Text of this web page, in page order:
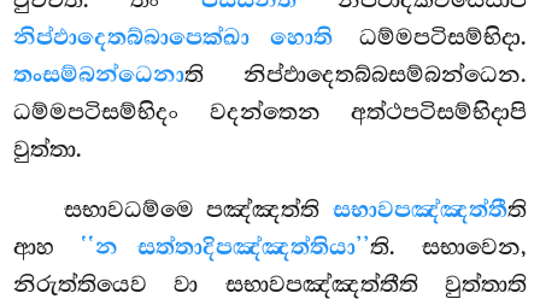
නිප්ඵාදෙතබ්බාපෙක්ඛා හොති ධම්මපටිසම්භිදා.
තංසම්බන්ධෙනාති නිප්ඵාදෙතබ්බසම්බන්ධෙන.
ධම්මපටිසම්භිදං වදන්තෙන අත්ථපටිසම්භිදාපි
වුත්තා.
සභාවධම්මෙ පඤ්ඤත්ති සභාවපඤ්ඤත්තීති
ආහ ‘‘න සත්තාදිපඤ්ඤත්තියා’’ති. සභාවෙන,
නිරුත්තියෙව වා සභාවපඤ්ඤත්තීති වුත්තාති